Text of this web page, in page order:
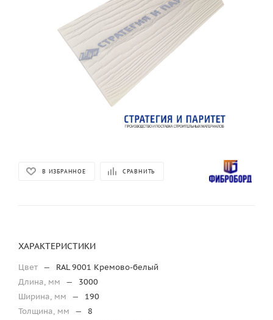
В ИЗБРАННОЕ СРАВНИТЬ
ХАРАКТЕРИСТИКИ
Цвет —
RAL 9001 Кремово-белый
Длина, мм
—
3000
Ширина, мм
—
190
Толщина, мм
—
8